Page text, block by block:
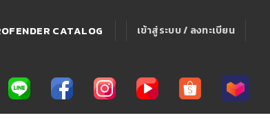
CATALOG เข้าสู่ระบบ / ลงทะเบียน